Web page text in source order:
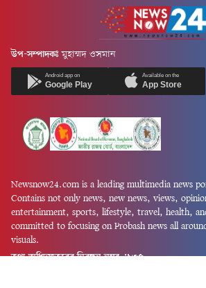
উপ-সম্পাদকঃ মুহাম্মদ ওসমান
Android app on
Google Play
Available on the
App Store
Newsnow24.com is a leading multimedia news
Contains not only news, new news, views,
entertainment, sports, lifestyle, travel, health,
committed to focusing on Probash news all
visuals.
তথ্য অধিদফতরের নিবন্ধন নম্বর :১৩৫